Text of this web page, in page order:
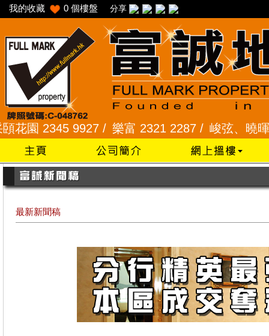
我的收藏 0 個樓盤 分享
2345 9927 /樂富 2321 2287 /峻弦、曉暉花園
最新新聞稿